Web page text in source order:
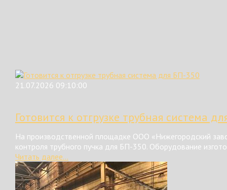
21.07.2026 09:10:00
Готовится к отгрузке трубная система
На производственной площадке ООО «Нижегородский
контроля трубного пучка для БП-350. Оборудование
Читать далее...